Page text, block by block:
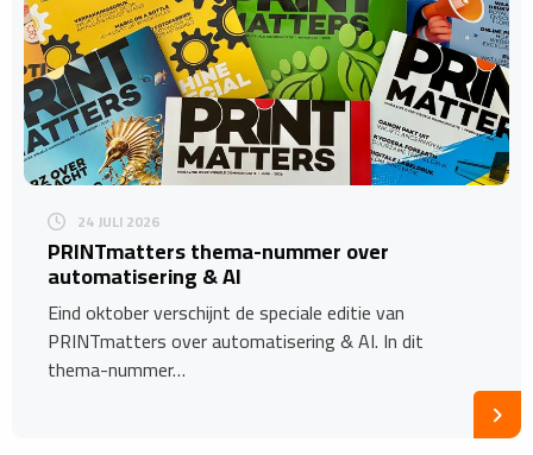
24 JULI 2026
​PRINTmatters thema-nummer over
automatisering & AI
Eind oktober verschijnt de speciale editie van
PRINTmatters over automatisering & AI. In dit
thema-nummer…